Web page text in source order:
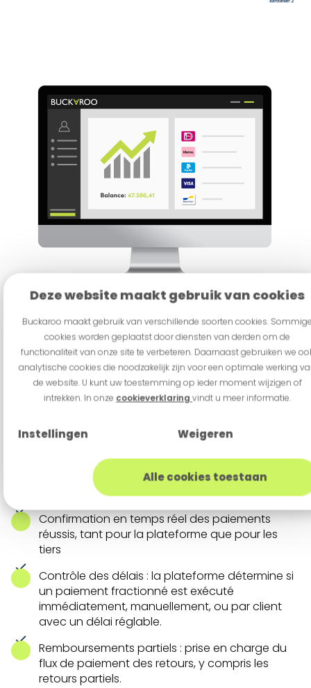
Deze website maakt gebruik van cookies
Buckaroo maakt gebruik van verschillende soorten cookies.
cookies worden geplaatst door diensten van derden om de
functionaliteit van onze site te verbeteren. Daarnaast gebruiken we
analytische cookies die noodzakelijk zijn voor een optimale werking
de website. U kunt uw toestemming op ieder moment wijzigen of
intrekken. In onze cookieverklaring vindt u meer informatie.
Instellingen Weigeren
Alle cookies toestaan
Avantages Paiements
fractionnés
S'inscrire en tant que tiers via votre propre
compte
des fournisseurs de plates-formes (KYC).
Buckaroo prend en charge les paniers mixtes
par le biais d'une passerelle de paiement
Confirmation en temps réel des paiements
réussis, tant pour la plateforme que pour les
tiers
Contrôle des délais : la plateforme détermine si
un paiement fractionné est exécuté
immédiatement, manuellement, ou par client
avec un délai réglable.
Remboursements partiels : prise en charge du
flux de paiement des retours, y compris les
retours partiels.